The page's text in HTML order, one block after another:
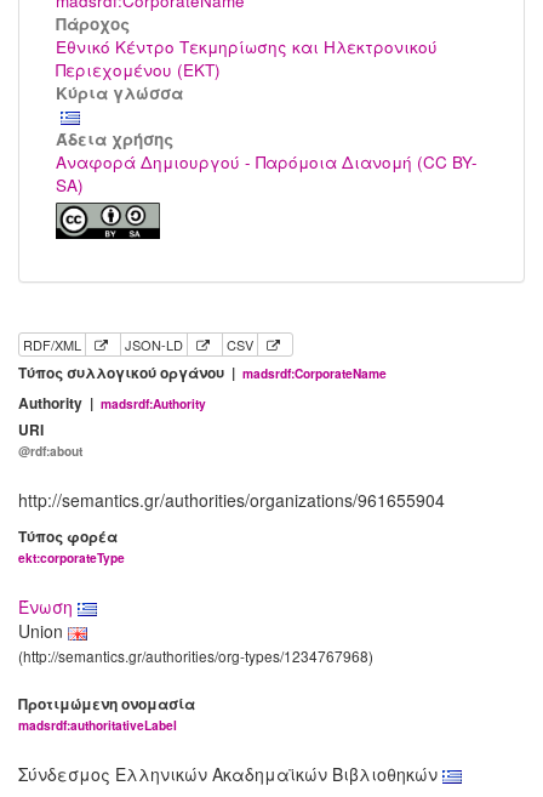
Πάροχος
Εθνικό Κέντρο Τεκμηρίωσης και Ηλεκτρονικού
Περιεχομένου (ΕΚΤ)
Κύρια γλώσσα
Άδεια χρήσης
Αναφορά Δημιουργού - Παρόμοια Διανομή (CC BY-
SA)
RDF/XML JSON-LD CSV
Τύπος συλλογικού οργάνου | madsrdf:CorporateName
Authority | madsrdf:Authority
URI
@rdf:about
http://semantics.gr/authorities/organizations/961655904
Τύπος φορέα
ekt:corporateType
Ένωση
Union
(http://semantics.gr/authorities/org-types/1234767968)
Προτιμώμενη ονομασία
madsrdf:authoritativeLabel
Σύνδεσμος Ελληνικών Ακαδημαϊκών Βιβλιοθηκών